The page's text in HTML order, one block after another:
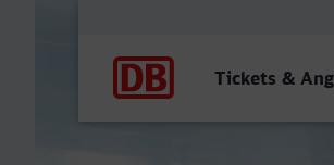
Tickets &
Landshut (Bay)